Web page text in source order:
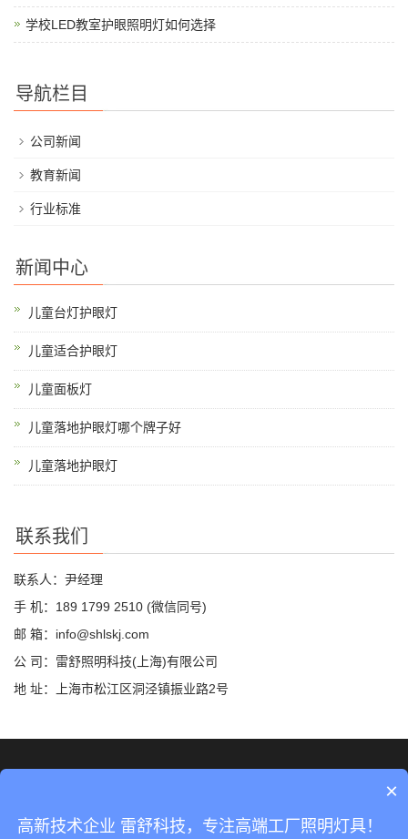
学校LED教室护眼照明灯如何选择
导航栏目
公司新闻
教育新闻
行业标准
新闻中心
儿童台灯护眼灯
儿童适合护眼灯
儿童面板灯
儿童落地护眼灯哪个牌子好
儿童落地护眼灯
联系我们
联系人：尹经理
手 机：189 1799 2510 (微信同号)
邮 箱：info@shlskj.com
公 司：雷舒照明科技(上海)有限公司
地 址：上海市松江区洞泾镇振业路2号
×
高新技术企业 雷舒科技，专注高端工厂照明灯具！